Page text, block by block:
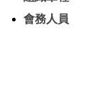
會務人員